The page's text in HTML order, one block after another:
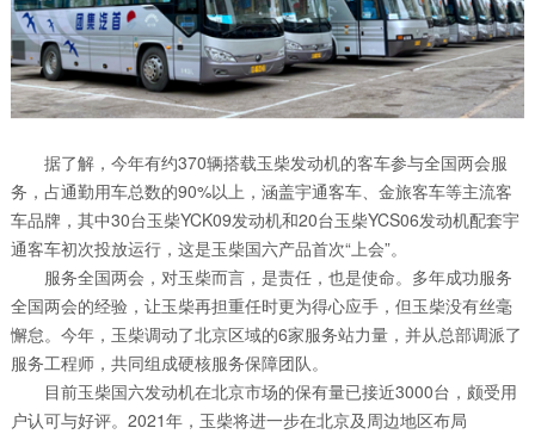
据了解，今年有约370辆搭载玉柴发动机的客车参与全国两会服
务，占通勤用车总数的90%以上，涵盖宇通客车、金旅客车等主流客
车品牌，其中30台玉柴YCK09发动机和20台玉柴YCS06发动机配套宇
通客车初次投放运行，这是玉柴国六产品首次“上会”。
服务全国两会，对玉柴而言，是责任，也是使命。多年成功服务
全国两会的经验，让玉柴再担重任时更为得心应手，但玉柴没有丝毫
懈怠。今年，玉柴调动了北京区域的6家服务站力量，并从总部调派了
服务工程师，共同组成硬核服务保障团队。
目前玉柴国六发动机在北京市场的保有量已接近3000台，颇受用
户认可与好评。2021年，玉柴将进一步在北京及周边地区布局